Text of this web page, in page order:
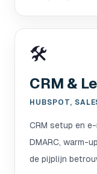
🛠️
CRM &
HUBSPOT,
CRM setup en
DMARC, warm-
de pijplijn